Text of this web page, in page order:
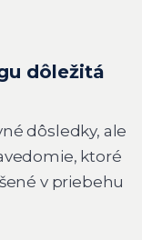
dôležitá
dôsledky, ale
ktoré
v priebehu